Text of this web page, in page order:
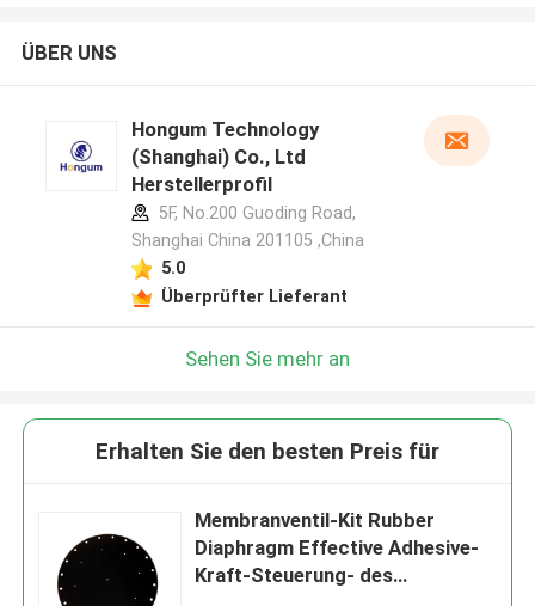
ÜBER UNS
Hongum Technology
(Shanghai) Co., Ltd
Herstellerprofil
5F, No.200 Guoding Road,
Shanghai China 201105 ,China
5.0
Überprüfter Lieferant
Sehen Sie mehr an
Erhalten Sie den besten Preis für
Membranventil-Kit Rubber
Diaphragm Effective Adhesive-
Kraft-Steuerung- des